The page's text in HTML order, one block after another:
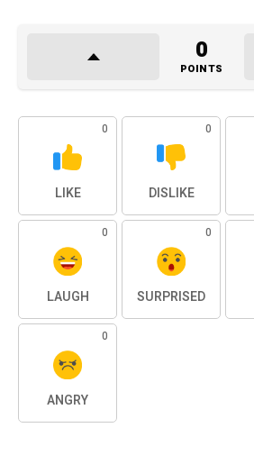
0
POINTS
0
LIKE
0
DISLIKE
0
LAUGH
0
SURPRISED
0
ANGRY